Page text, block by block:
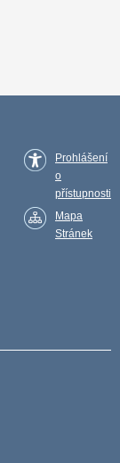
Prohlášení
o
přístupnosti
Mapa
Stránek